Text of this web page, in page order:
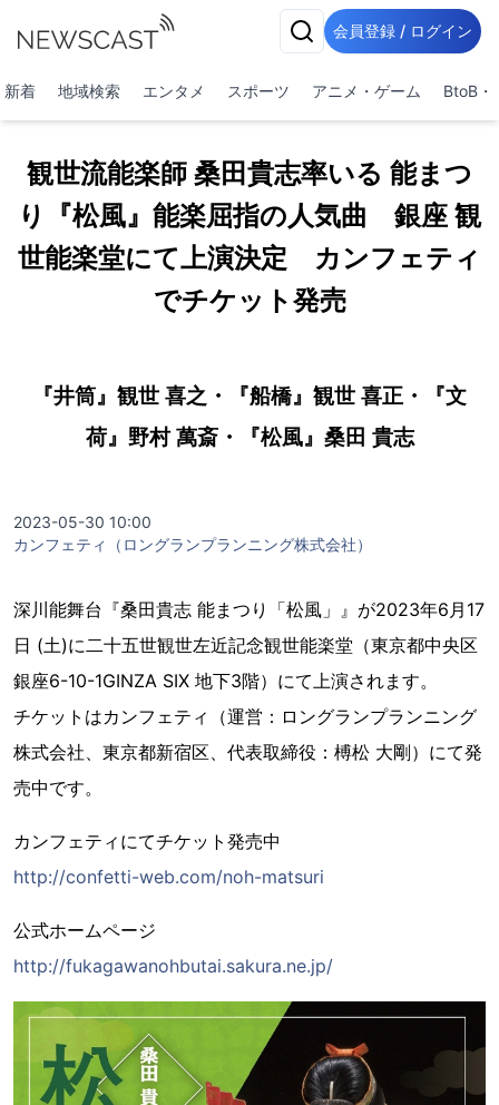
会員登録 / ログイン
新着 地域検索 エンタメ スポーツ アニメ・ゲーム BtoB・
観世流能楽師 桑田貴志率いる 能まつ
り『松風』能楽屈指の人気曲 銀座 観
世能楽堂にて上演決定 カンフェティ
でチケット発売
『井筒』観世 喜之・『船橋』観世 喜正・『文
荷』野村 萬斎・『松風』桑田 貴志
2023-05-30 10:00
カンフェティ（ロングランプランニング株式会社）
深川能舞台『桑田貴志 能まつり「松風」』が2023年6月17
日 (土)に二十五世観世左近記念観世能楽堂（東京都中央区
銀座6-10-1GINZA SIX 地下3階）にて上演されます。
チケットはカンフェティ（運営：ロングランプランニング
株式会社、東京都新宿区、代表取締役：榑松 大剛）にて発
売中です。
カンフェティにてチケット発売中
http://confetti-web.com/noh-matsuri
公式ホームページ
http://fukagawanohbutai.sakura.ne.jp/